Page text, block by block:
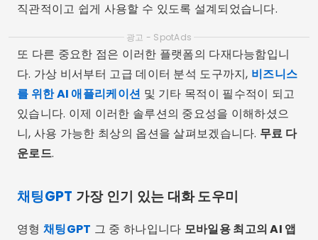
직관적이고 쉽게 사용할 수 있도록 설계되었습니다.
광고 - SpotAds
또 다른 중요한 점은 이러한 플랫폼의 다재다능함입니
다. 가상 비서부터 고급 데이터 분석 도구까지, 비즈니스
를 위한 AI 애플리케이션 및 기타 목적이 필수적이 되고
있습니다. 이제 이러한 솔루션의 중요성을 이해하셨으
니, 사용 가능한 최상의 옵션을 살펴보겠습니다. 무료 다
운로드.
채팅GPT 가장 인기 있는 대화 도우미
영형 채팅GPT 그 중 하나입니다 모바일용 최고의 AI 앱